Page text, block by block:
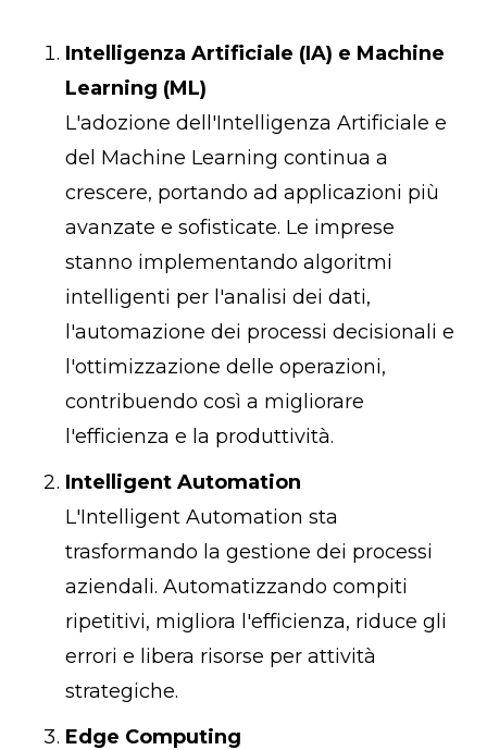
Intelligenza Artificiale (IA) e Machine
Learning (ML)
L'adozione dell'Intelligenza Artificiale e
del Machine Learning continua a
crescere, portando ad applicazioni più
avanzate e sofisticate. Le imprese
stanno implementando algoritmi
intelligenti per l'analisi dei dati,
l'automazione dei processi decisionali e
l'ottimizzazione delle operazioni,
contribuendo così a migliorare
l'efficienza e la produttività.
Intelligent Automation
L'Intelligent Automation sta
trasformando la gestione dei processi
aziendali. Automatizzando compiti
ripetitivi, migliora l'efficienza, riduce gli
errori e libera risorse per attività
strategiche.
Edge Computing